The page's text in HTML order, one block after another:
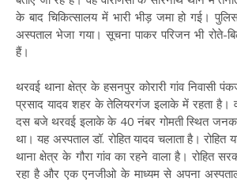
के बाद चिकित्सालय में भारी भीड़ जमा हो गई।
अस्पताल भेजा गया। सूचना पाकर परिजन भी रोते-
हैं।
थरवई थाना क्षेत्र के हसनपुर कोरारी गांव निवासी
प्रसाद यादव शहर के तेलियरगंज इलाके में रहता है।
दस बजे थरवई इलाके के 40 नंबर गोमती स्थित
था। यह अस्पताल डॉ. रोहित यादव चलाता है। रोहित
थाना क्षेत्र के गौरा गांव का रहने वाला है। रोहित
रहा है और एक एनजीओ के माध्यम से अपना